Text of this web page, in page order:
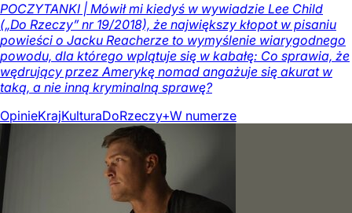
POCZYTANKI | Mówił mi kiedyś w wywiadzie Lee Child
(„Do Rzeczy” nr 19/2018), że największy kłopot w pisaniu
powieści o Jacku Reacherze to wymyślenie wiarygodnego
powodu, dla którego wplątuje się w kabałę: Co sprawia, że
wędrujący przez Amerykę nomad angażuje się akurat w
taką, a nie inną kryminalną sprawę?
OpinieKrajKulturaDoRzeczy+W numerze